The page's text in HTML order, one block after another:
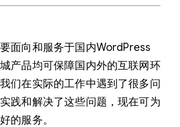
面向和服务于国内WordPress
产品均可保障国内外的互联网环
们在实际的工作中遇到了很多问
践和解决了这些问题，现在可为
的服务。